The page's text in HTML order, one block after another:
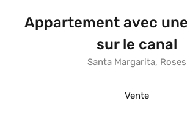
Appartement avec
sur le canal
Santa Margarita, Roses
Vente